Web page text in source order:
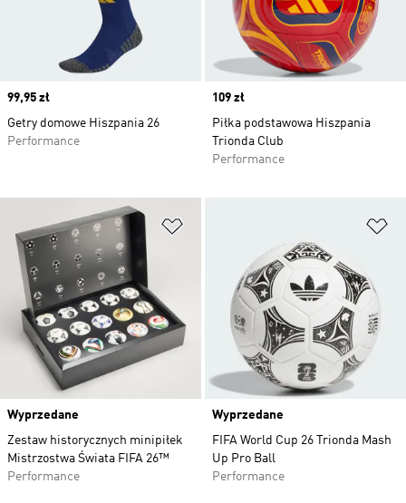
Price
99,95 zł
Getry domowe Hiszpania 26
Performance
Price
109 zł
Piłka podstawowa Hiszpania
Trionda Club
Performance
Wyprzedane
Zestaw historycznych minipiłek
Mistrzostwa Świata FIFA 26™
Performance
Wyprzedane
FIFA World Cup 26 Trionda Mash
Up Pro Ball
Performance